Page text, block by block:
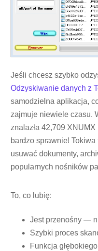
Jeśli chcesz szybko
Odzyskiwanie danych z
samodzielna aplikacja,
zajmuje niewiele czasu.
znalazła 42,709
bardzo sprawnie!
usuwać dokumenty,
popularnych nośników
To, co lubię:
Jest przenośny —
Szybki proces
Funkcja